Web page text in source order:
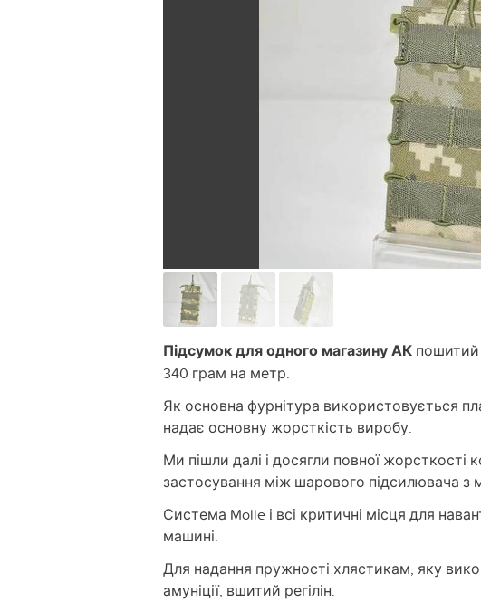
Підсумок для одного магазину АК пошитий
340 грам на метр.
Як основна фурнітура використовується
надає основну жорсткість виробу.
Ми пішли далі і досягли повної жорсткості
застосування між шарового підсилювача з
Система Molle і всі критичні місця для
машині.
Для надання пружності хлястикам, яку
амуніції, вшитий регілін.